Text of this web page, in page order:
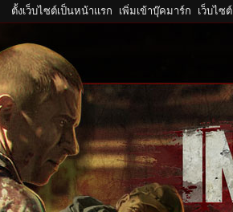
ตั้งเว็บไซต์เป็นหน้าแรก เพิ่มเข้าบุ๊คมาร์ก เว็บไซ